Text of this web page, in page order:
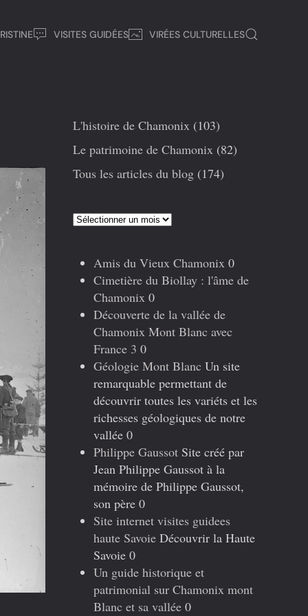
VISITES GUIDÉES VIRÉES CULTURELLES
L'histoire de Chamonix (103)
Le patrimoine de Chamonix (82)
Tous les articles du blog (174)
Articles
Amis du Vieux Chamonix 0
Cimetière du Biollay : l'âme de
Chamonix 0
Découverte de la vallée de
Chamonix Mont Blanc avec
France 3 0
Géologie Mont Blanc Un site
remarquable permettant de
découvrir toutes les variéts et les
richesses géologiques de notre
vallée 0
Philippe Gaussot Site créé par
Jean Philippe Gaussot à la
mémoire de Philippe Gaussot,
son père 0
Site internet visites guidees
haute Savoie Découvrir la Haute
Savoie 0
Un guide historique et
patrimonial sur Chamonix mont
Blanc et sa vallée 0